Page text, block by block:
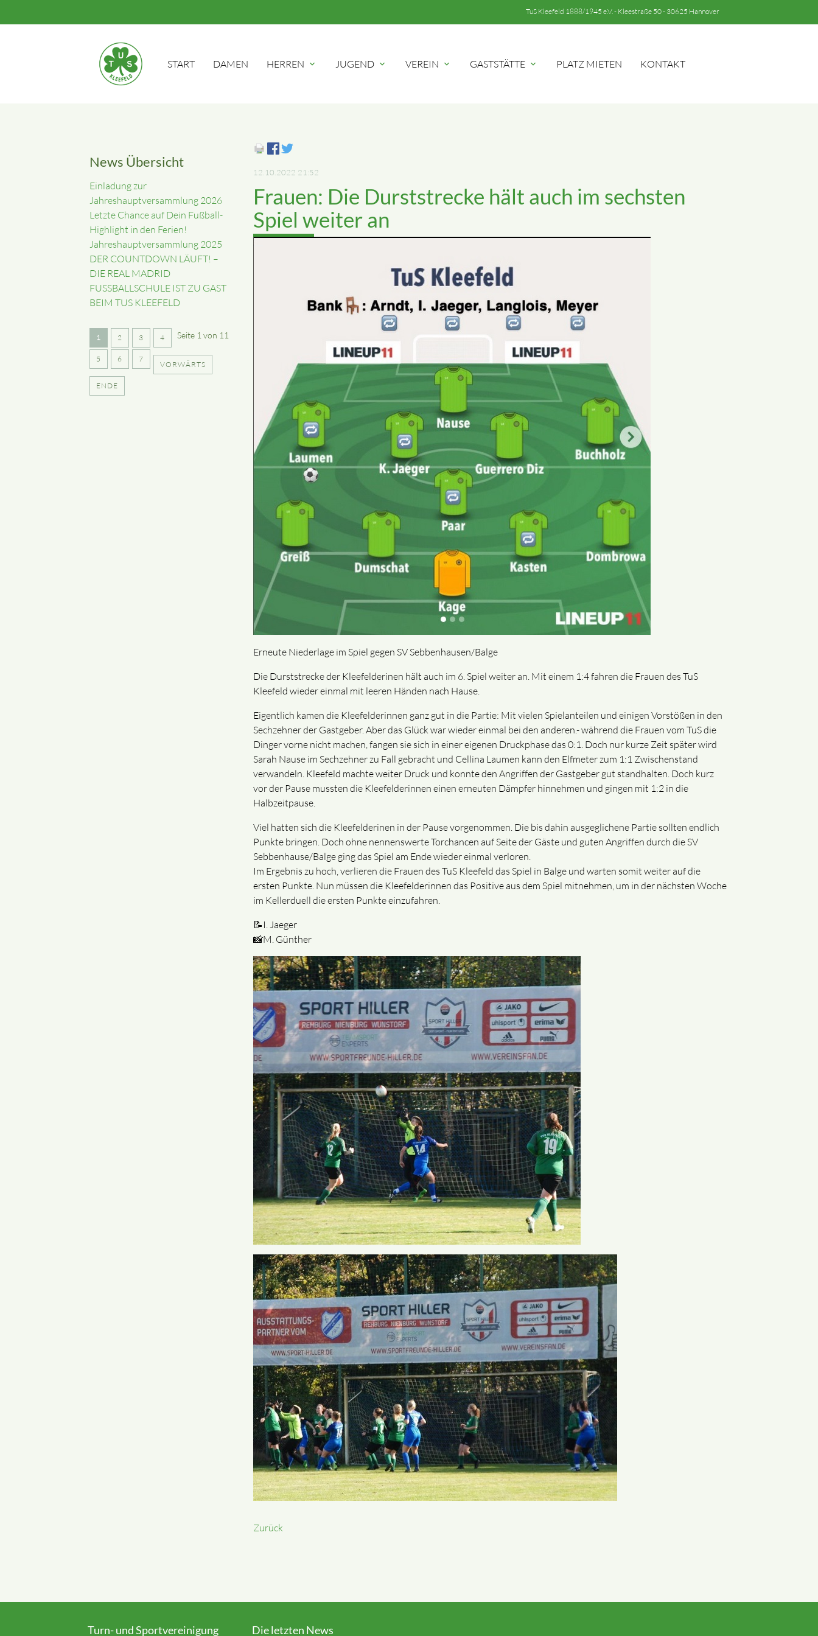
TuS Kleefeld 1888/1945 e.V. - Kleestraße 50 - 30625 Hannover
START DAMEN HERREN expand_more JUGEND expand_more VEREIN expand_more GASTSTÄTTE expand_more PLATZ MIETEN KONTAKT
12.10.2022 21:52
Frauen: Die Durststrecke hält auch im sechsten
Spiel weiter an
Erneute Niederlage im Spiel gegen SV Sebbenhausen/Balge
Die Durststrecke der Kleefelderinen hält auch im 6. Spiel weiter an. Mit einem 1:4 fahren die Frauen des TuS
Kleefeld wieder einmal mit leeren Händen nach Hause.
Eigentlich kamen die Kleefelderinnen ganz gut in die Partie: Mit vielen Spielanteilen und einigen Vorstößen in den
Sechzehner der Gastgeber. Aber das Glück war wieder einmal bei den anderen.- während die Frauen vom TuS die
Dinger vorne nicht machen, fangen sie sich in einer eigenen Druckphase das 0:1. Doch nur kurze Zeit später wird
Sarah Nause im Sechzehner zu Fall gebracht und Cellina Laumen kann den Elfmeter zum 1:1 Zwischenstand
verwandeln. Kleefeld machte weiter Druck und konnte den Angriffen der Gastgeber gut standhalten. Doch kurz
vor der Pause mussten die Kleefelderinnen einen erneuten Dämpfer hinnehmen und gingen mit 1:2 in die
Halbzeitpause.
Viel hatten sich die Kleefelderinen in der Pause vorgenommen. Die bis dahin ausgeglichene Partie sollten endlich
Punkte bringen. Doch ohne nennenswerte Torchancen auf Seite der Gäste und guten Angriffen durch die SV
Sebbenhause/Balge ging das Spiel am Ende wieder einmal verloren.
Im Ergebnis zu hoch, verlieren die Frauen des TuS Kleefeld das Spiel in Balge und warten somit weiter auf die
ersten Punkte. Nun müssen die Kleefelderinnen das Positive aus dem Spiel mitnehmen, um in der nächsten Woche
im Kellerduell die ersten Punkte einzufahren.
📝I. Jaeger
📸M. Günther
Zurück
News Übersicht
Einladung zur
Jahreshauptversammlung 2026
Letzte Chance auf Dein Fußball-
Highlight in den Ferien!
Jahreshauptversammlung 2025
DER COUNTDOWN LÄUFT! –
DIE REAL MADRID
FUSSBALLSCHULE IST ZU GAST
BEIM TUS KLEEFELD
Seite 1 von 11
1 2 3 4
5 6 7
VORWÄRTS
ENDE
Turn- und Sportvereinigung
Die letzten News